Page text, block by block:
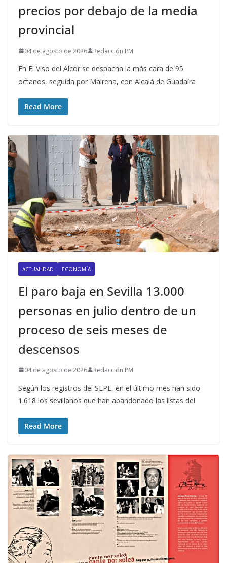
precios por debajo de la media
provincial
04 de agosto de 2026 Redacción PM
En El Viso del Alcor se despacha la más cara de 95
octanos, seguida por Mairena, con Alcalá de Guadaíra
Read More
ACTUALIDAD ECONOMÍA
El paro baja en Sevilla 13.000
personas en julio dentro de un
proceso de seis meses de
descensos
04 de agosto de 2026 Redacción PM
Según los registros del SEPE, en el último mes han sido
1.618 los sevillanos que han abandonado las listas del
Read More